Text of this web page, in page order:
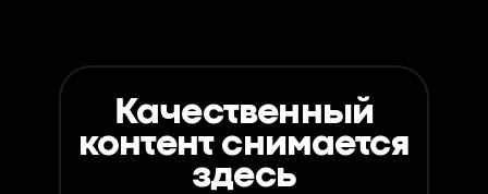
Качественный
контент снимается
здесь